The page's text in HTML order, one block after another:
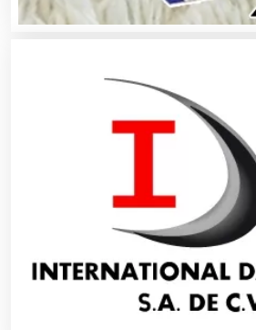
Artes Gráficas
Artículos de Oficina
Artículos de Piel